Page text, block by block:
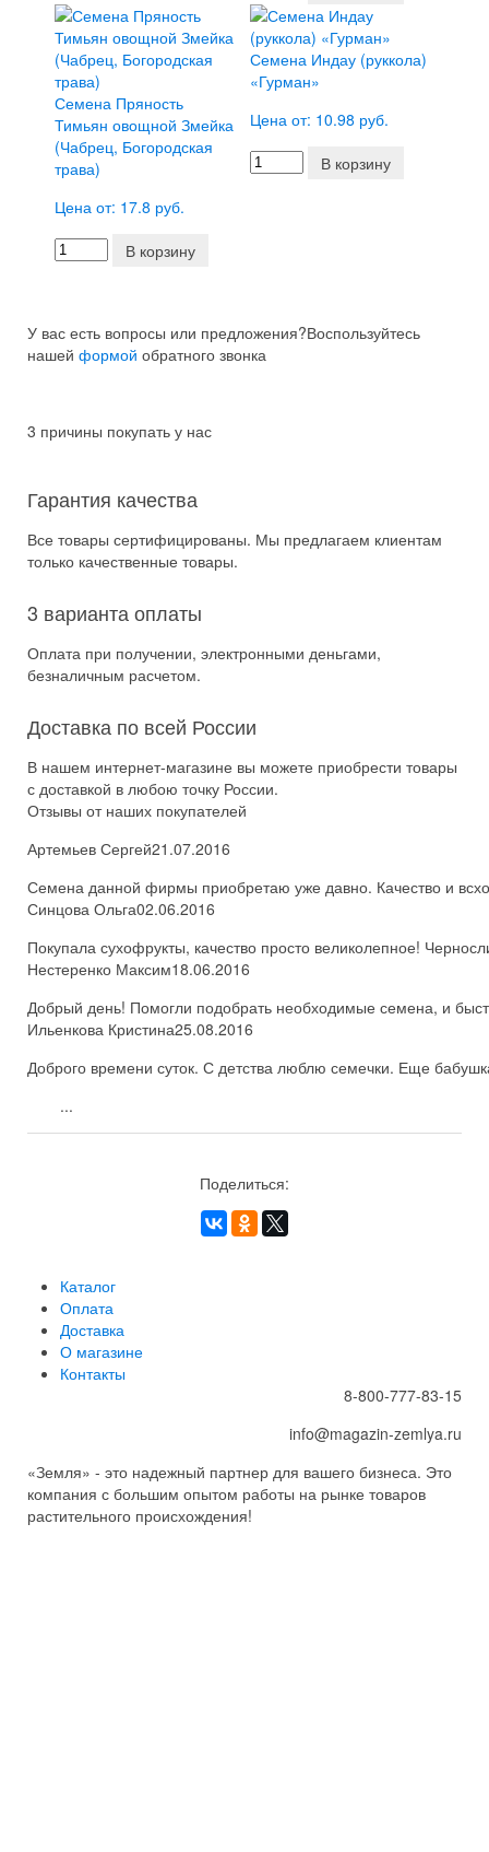
Семена Пряность
Тимьян овощной Змейка
(Чабрец, Богородская
трава)
Цена от: 17.8 руб.
В корзину
Семена Индау (руккола)
«Гурман»
Цена от: 10.98 руб.
В корзину
У вас есть вопросы или предложения?Воспользуйтесь
нашей формой обратного звонка
3 причины покупать у нас
Гарантия качества
Все товары сертифицированы. Мы предлагаем клиентам
только качественные товары.
3 варианта оплаты
Оплата при получении, электронными деньгами,
безналичным расчетом.
Доставка по всей России
В нашем интернет-магазине вы можете приобрести товары
с доставкой в любою точку России.
Отзывы от наших покупателей
Артемьев Сергей21.07.2016
Семена данной фирмы приобретаю уже давно. Качество и
Синцова Ольга02.06.2016
Покупала сухофрукты, качество просто великолепное!
Нестеренко Максим18.06.2016
Добрый день! Помогли подобрать необходимые семена, и
Ильенкова Кристина25.08.2016
Доброго времени суток. С детства люблю семечки. Еще
...
Поделиться:
Каталог
Оплата
Доставка
О магазине
Контакты
8-800-777-83-15
info@magazin-zemlya.ru
«Земля» - это надежный партнер для вашего бизнеса. Это
компания с большим опытом работы на рынке товаров
растительного происхождения!